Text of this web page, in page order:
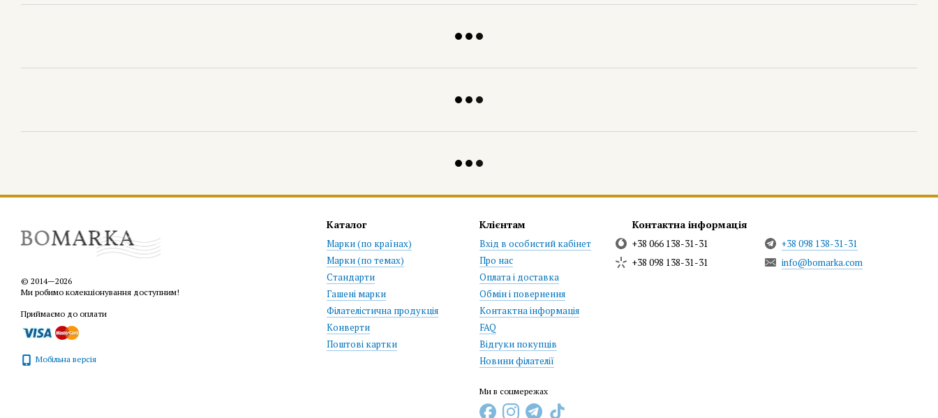
© 2014—2026
Ми робимо колекціонування доступним!
Приймаємо до оплати
Мобільна версія
Каталог
Марки (по країнах)
Марки (по темах)
Стандарти
Гашені марки
Філателістична продукція
Конверти
Поштові картки
Клієнтам
Вхід в особистий кабінет
Про нас
Оплата і доставка
Обмін і повернення
Контактна інформація
FAQ
Відгуки покупців
Новини філателії
Ми в соцмережах
Контактна інформація
+38 066 138-31-31
+38 098 138-31-31
+38 098 138-31-31
info@bomarka.com